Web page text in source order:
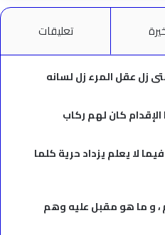
تعليقات
زل عقل المرء زل لسانه
كان لهم ركاب
لا يعلم يزداد حرية كلما
، و ما هو مقبل عليه وهم